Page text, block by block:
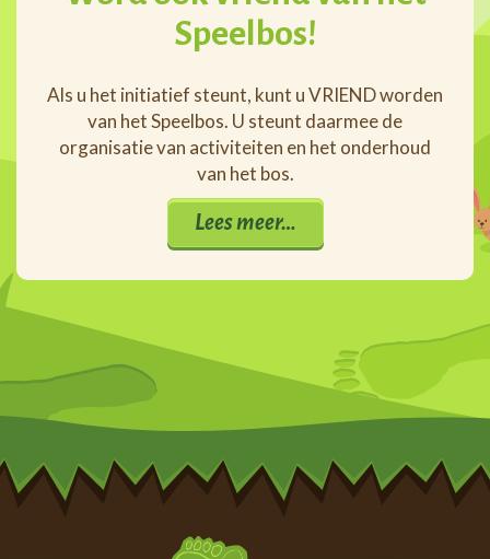
Speelbos!
Als u het initiatief steunt, kunt u VRIEND worden
van het Speelbos. U steunt daarmee de
organisatie van activiteiten en het onderhoud
van het bos.
Lees meer…